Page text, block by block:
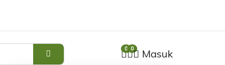
0 0 Masuk